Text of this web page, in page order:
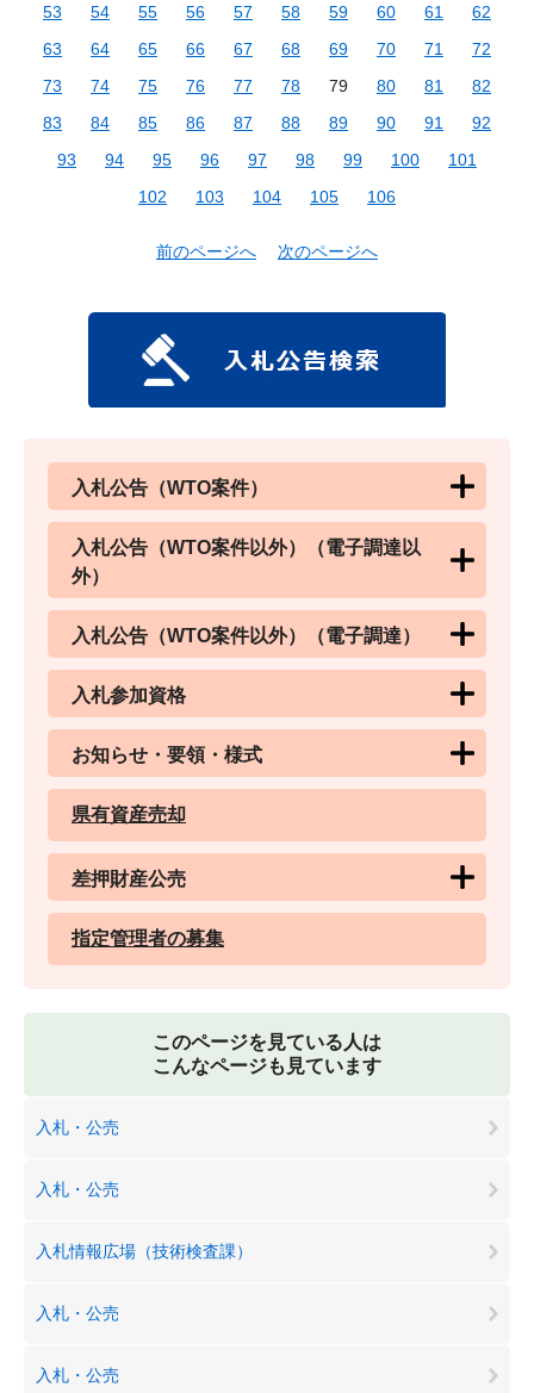
53
54 55 56 57 58 59 60 61
62
63
64 65 66 67 68 69 70 71
72
73
74 75 76 77 78 79 80 81
82
83
84 85 86 87 88 89 90 91
92
93
94 95 96 97 98 99 100
101
102
103 104 105 106
前のページへ 次のページへ
入札公告（WTO案件）
入札公告（WTO案件以外）（電子調達以
外）
入札公告（WTO案件以外）（電子調達）
入札参加資格
お知らせ・要領・様式
県有資産売却
差押財産公売
指定管理者の募集
このページを見ている人は
こんなページも見ています
入札・公売
入札・公売
入札情報広場（技術検査課）
入札・公売
入札・公売